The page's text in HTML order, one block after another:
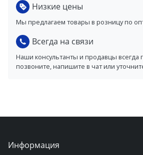
Низкие цены
Мы предлагаем товары в розницу по
Всегда на связи
Наши консультанты и продавцы всегда
позвоните, напишите в чат или
Информация